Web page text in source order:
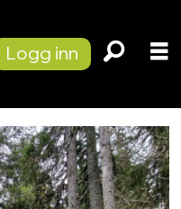
Logg inn